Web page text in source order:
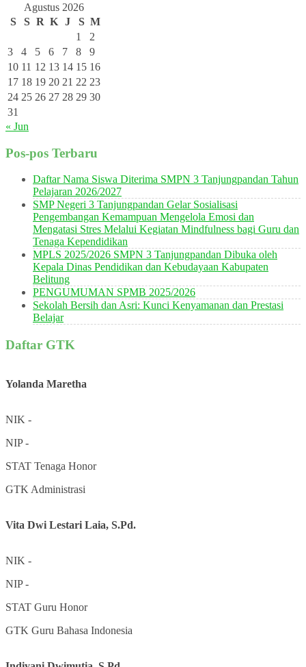
Agustus 2026
S
S R K J S M
1
2
3
4 5 6 7 8
9
10 11 12 13 14 15 16
17 18 19 20 21 22 23
24 25 26 27 28 29 30
31
« Jun
Pos-pos Terbaru
Daftar Nama Siswa Diterima SMPN 3 Tanjungpandan Tahun
Pelajaran 2026/2027
SMP Negeri 3 Tanjungpandan Gelar Sosialisasi
Pengembangan Kemampuan Mengelola Emosi dan
Mengatasi Stres Melalui Kegiatan Mindfulness bagi Guru dan
Tenaga Kependidikan
MPLS 2025/2026 SMPN 3 Tanjungpandan Dibuka oleh
Kepala Dinas Pendidikan dan Kebudayaan Kabupaten
Belitung
PENGUMUMAN SPMB 2025/2026
Sekolah Bersih dan Asri: Kunci Kenyamanan dan Prestasi
Belajar
Daftar GTK
Yolanda Maretha
NIK -
NIP-
STAT Tenaga Honor
GTK Administrasi
Vita Dwi Lestari Laia, S.Pd.
NIK -
NIP-
STAT Guru Honor
GTK Guru Bahasa Indonesia